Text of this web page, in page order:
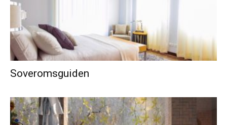
Soveromsguiden